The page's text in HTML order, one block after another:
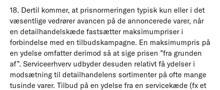
18. Dertil kommer, at prisnormeringen typisk kun eller i det
væsentlige vedrører avancen på de annoncerede varer, når
en detailhandelskæde fastsætter maksimumpriser i
forbindelse med en tilbudskampagne. En maksimumpris på
en ydelse omfatter derimod så at sige prisen ”fra grunden
af”. Serviceerhverv udbyder desuden relativt få ydelser i
modsætning til detailhandelens sortimenter på ofte mange
tusinde varer. Tilbud på en ydelse fra en servicekæde (fx et